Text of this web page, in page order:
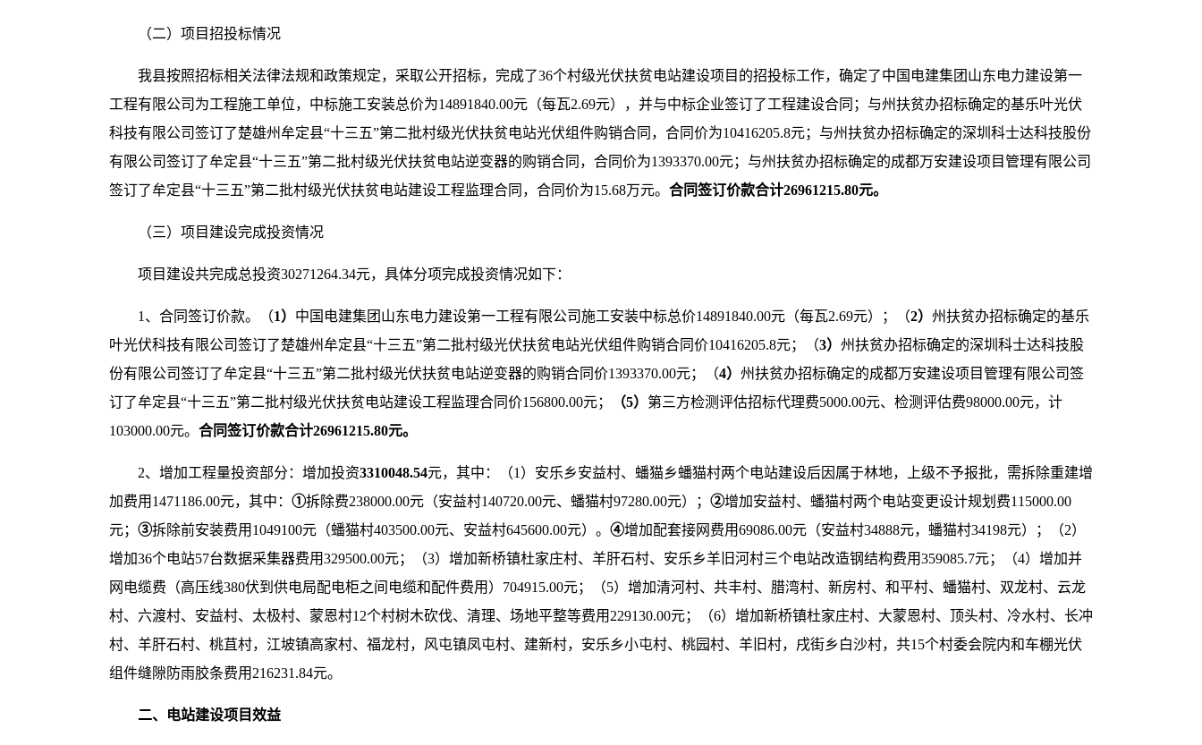
（二）项目招投标情况
我县按照招标相关法律法规和政策规定，采取公开招标，完成了36个村级光伏扶贫电站建设项目的招投标工作，确定了中国电建集团山东电力建设第一
工程有限公司为工程施工单位，中标施工安装总价为14891840.00元（每瓦2.69元），并与中标企业签订了工程建设合同；与州扶贫办招标确定的基乐叶光伏
科技有限公司签订了楚雄州牟定县“十三五”第二批村级光伏扶贫电站光伏组件购销合同，合同价为10416205.8元；与州扶贫办招标确定的深圳科士达科技股份
有限公司签订了牟定县“十三五”第二批村级光伏扶贫电站逆变器的购销合同，合同价为1393370.00元；与州扶贫办招标确定的成都万安建设项目管理有限公司
签订了牟定县“十三五”第二批村级光伏扶贫电站建设工程监理合同，合同价为15.68万元。 合同签订价款合计26961215.80元。
（三）项目建设完成投资情况
项目建设共完成总投资30271264.34元，具体分项完成投资情况如下：
1、合同签订价款。（1） 中国电建集团山东电力建设第一工程有限公司施工安装中标总价14891840.00元（每瓦2.69元）；（2） 州扶贫办招标确定的基乐
叶光伏科技有限公司签订了楚雄州牟定县“十三五”第二批村级光伏扶贫电站光伏组件购销合同价10416205.8元；（3） 州扶贫办招标确定的深圳科士达科技股
份有限公司签订了牟定县“十三五”第二批村级光伏扶贫电站逆变器的购销合同价1393370.00元；（4） 州扶贫办招标确定的成都万安建设项目管理有限公司签
订了牟定县“十三五”第二批村级光伏扶贫电站建设工程监理合同价156800.00元；
（5） 第三方检测评估招标代理费5000.00元、检测评估费98000.00元，计
103000.00元。 合同签订价款合计26961215.80元。
2、增加工程量投资部分：增加投资3310048.54元，其中：（1）安乐乡安益村、蟠猫乡蟠猫村两个电站建设后因属于林地，上级不予报批，需拆除重建增
加费用1471186.00元，其中： ①拆除费238000.00元（安益村140720.00元、蟠猫村97280.00元）； ②增加安益村、蟠猫村两个电站变更设计规划费115000.00
元； ③拆除前安装费用1049100元（蟠猫村403500.00元、安益村645600.00元）。 ④增加配套接网费用69086.00元（安益村34888元，蟠猫村34198元）；（2）
增加36个电站57台数据采集器费用329500.00元；（3）增加新桥镇杜家庄村、羊肝石村、安乐乡羊旧河村三个电站改造钢结构费用359085.7元；（4）增加并
网电缆费（高压线380伏到供电局配电柜之间电缆和配件费用）704915.00元；（5）增加清河村、共丰村、腊湾村、新房村、和平村、蟠猫村、双龙村、云龙
村、六渡村、安益村、太极村、蒙恩村12个村树木砍伐、清理、场地平整等费用229130.00元；（6）增加新桥镇杜家庄村、大蒙恩村、顶头村、冷水村、长冲
村、羊肝石村、桃苴村，江坡镇高家村、福龙村，风屯镇凤屯村、建新村，安乐乡小屯村、桃园村、羊旧村，戌街乡白沙村，共15个村委会院内和车棚光伏
组件缝隙防雨胶条费用216231.84元。
二、电站建设项目效益